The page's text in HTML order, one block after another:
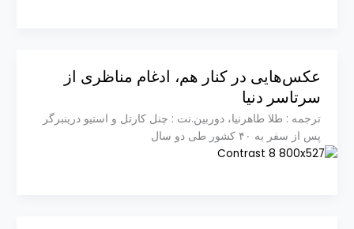
عکس‌هایی در کنار هم، ادغام مناظری از
سرتاسر دنیا
ترجمه : طلا طاهرنیا، دوربین.نت : چنل کارتل و استیو درینبرگر
پس از سفر به ۴۰ کشور طی دو سال